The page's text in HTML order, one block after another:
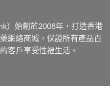
）始創於2008年，打造香港
網絡商城，保證所有產品百
客戶享受性福生活。